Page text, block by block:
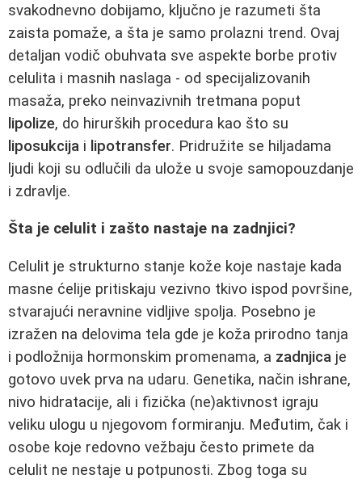
svakodnevno dobijamo, ključno je razumeti šta
zaista pomaže, a šta je samo prolazni trend. Ovaj
detaljan vodič obuhvata sve aspekte borbe protiv
celulita i masnih naslaga - od specijalizovanih
masaža, preko neinvazivnih tretmana poput
lipolize, do hirurških procedura kao što su
liposukcija i lipotransfer. Pridružite se hiljadama
ljudi koji su odlučili da ulože u svoje samopouzdanje
i zdravlje.
Šta je celulit i zašto nastaje na zadnjici?
Celulit je strukturno stanje kože koje nastaje kada
masne ćelije pritiskaju vezivno tkivo ispod površine,
stvarajući neravnine vidljive spolja. Posebno je
izražen na delovima tela gde je koža prirodno tanja
i podložnija hormonskim promenama, a zadnjica je
gotovo uvek prva na udaru. Genetika, način ishrane,
nivo hidratacije, ali i fizička (ne)aktivnost igraju
veliku ulogu u njegovom formiranju. Međutim, čak i
osobe koje redovno vežbaju često primete da
celulit ne nestaje u potpunosti. Zbog toga su